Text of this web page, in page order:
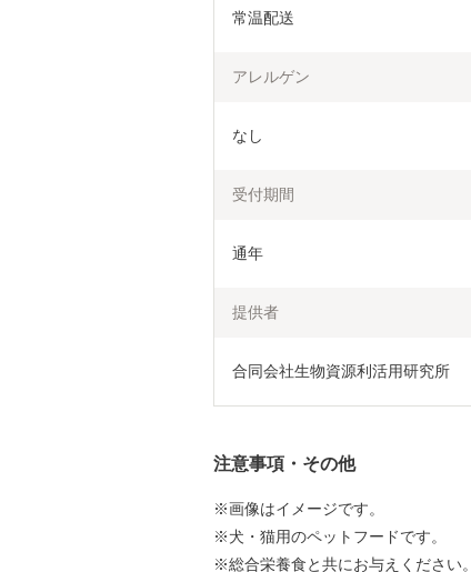
常温配送
アレルゲン
なし
受付期間
通年
提供者
合同会社生物資源利活用研究所
注意事項・その他
※画像はイメージです。
※犬・猫用のペットフードです。
※総合栄養食と共にお与えください。